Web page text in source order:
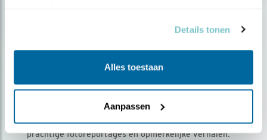
Details tonen
Alles toestaan
Aanpassen
Ontvang 5 x Vogels voor € 36,00 per jaar
Vogels is het tijdschrift voor onze leden, met
prachtige fotoreportages en opmerkelijke verhalen.